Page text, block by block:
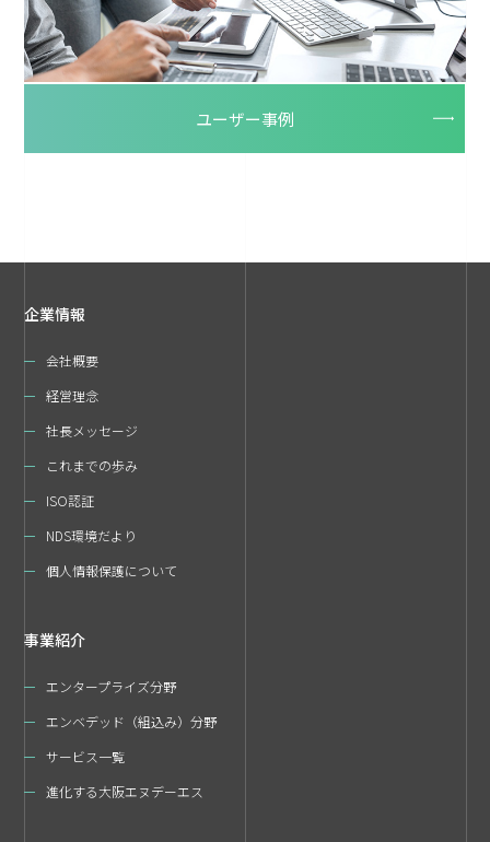
ユーザー事例
企業情報
会社概要
経営理念
社長メッセージ
これまでの歩み
ISO認証
NDS環境だより
個人情報保護について
事業紹介
エンタープライズ分野
エンベデッド（組込み）分野
サービス一覧
進化する大阪エヌデーエス